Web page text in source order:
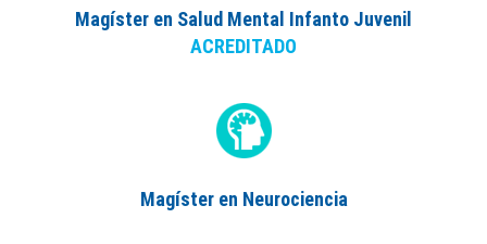
Magíster en Salud Mental Infanto Juvenil
ACREDITADO
Magíster en Neurociencia